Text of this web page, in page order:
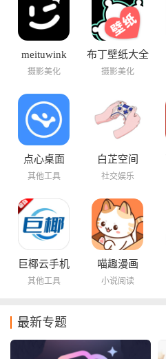
meituwink
摄影美化
布丁壁纸大全
摄影美化
点心桌面
其他工具
白芷空间
社交娱乐
巨椰云手机
其他工具
喵趣漫画
小说阅读
最新专题